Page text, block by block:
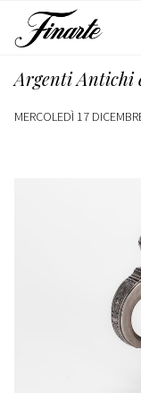
Argenti Antichi
MERCOLEDÌ 17